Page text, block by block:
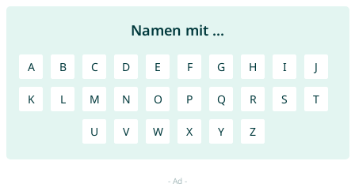
Namen mit ...
A B C D E F G H I J
K L M N O P Q R S T
U V W X Y Z